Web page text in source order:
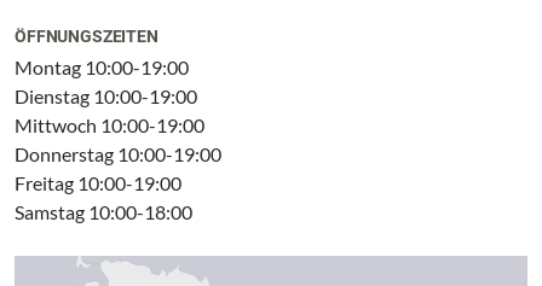
ÖFFNUNGSZEITEN
Montag 10:00-19:00
Dienstag 10:00-19:00
Mittwoch 10:00-19:00
Donnerstag 10:00-19:00
Freitag 10:00-19:00
Samstag 10:00-18:00